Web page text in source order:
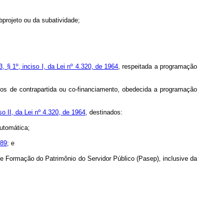
ou da subatividade;
§ 1º, inciso I, da Lei nº 4.320, de 1964, respeitada a programação
de contrapartida ou co-financiamento, obedecida a programação
II, da Lei nº 4.320, de 1964, destinados:
; e
Formação do Patrimônio do Servidor Público (Pasep), inclusive da